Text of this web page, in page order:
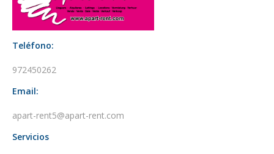
Teléfono:
972450262
Email:
apart-rent5@apart-rent.com
Servicios